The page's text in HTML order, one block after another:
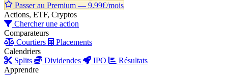
Passer au Premium — 9.99€/mois
Actions, ETF, Cryptos
Chercher une action
Comparateurs
Courtiers
Placements
Calendriers
Splits
Dividendes IPO
Résultats
Apprendre